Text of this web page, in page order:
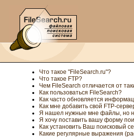
Что такое "FileSearch.ru"?
Что такое FTP?
Чем FileSearch отличается от
Как пользоваться FileSearch?
Как часто обновляется
Как мне добавить свой FTP-
Я нашел нужные мне файлы, но
Я хочу поставить вашу форму
Как установить Ваш поисковый
Какие регулярные выражения